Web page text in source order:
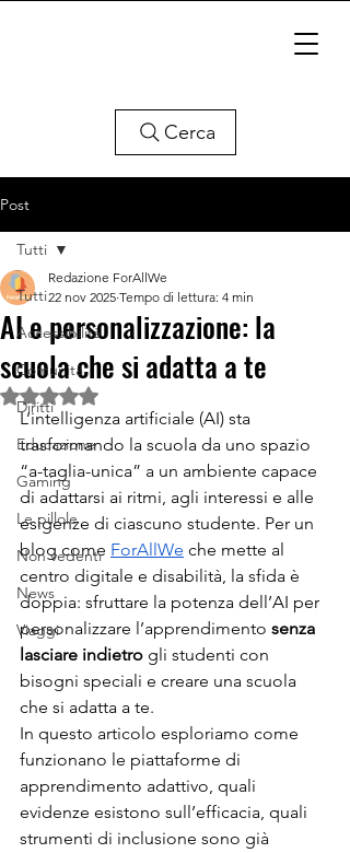
Cerca
Post
Tutti
Accessibilità
Comunità
Diritti
Educazione
Gaming
Le pillole
Non vedenti
News
Viaggi
Tutti
AI e personalizzazione: la
scuola che si adatta a te
Redazione ForAllWe
22 nov 2025 Tempo di lettura: 4 min
Valutazione NaN stelle su 5.
L’intelligenza artificiale (AI) sta
trasformando la scuola da uno spazio
“a-taglia-unica” a un ambiente capace
di adattarsi ai ritmi, agli interessi e alle
esigenze di ciascuno studente. Per un
blog come ForAllWe che mette al
centro digitale e disabilità, la sfida è
doppia: sfruttare la potenza dell’AI per
personalizzare l’apprendimento senza
lasciare indietro gli studenti con
bisogni speciali e creare una scuola
che si adatta a te.
In questo articolo esploriamo come
funzionano le piattaforme di
apprendimento adattivo, quali
evidenze esistono sull’efficacia, quali
strumenti di inclusione sono già